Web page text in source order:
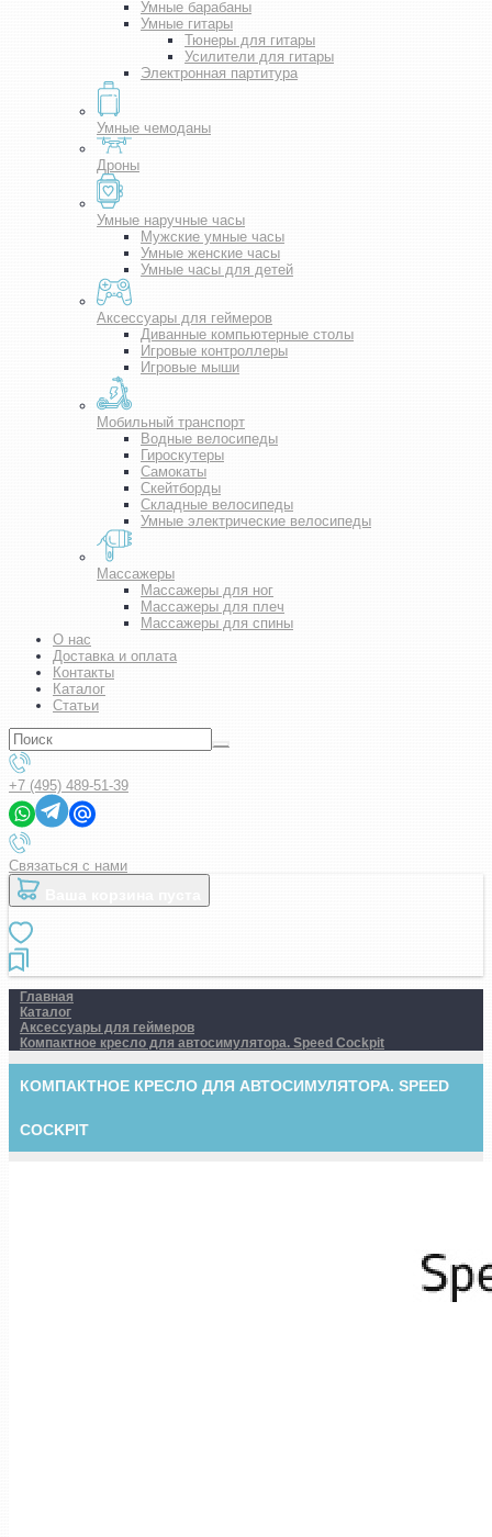
Умные барабаны
Умные гитары
Тюнеры для гитары
Усилители для гитары
Электронная партитура
Умные чемоданы
Дроны
Умные наручные часы
Мужские умные часы
Умные женские часы
Умные часы для детей
Аксессуары для геймеров
Диванные компьютерные столы
Игровые контроллеры
Игровые мыши
Мобильный транспорт
Водные велосипеды
Гироскутеры
Самокаты
Скейтборды
Складные велосипеды
Умные электрические велосипеды
Массажеры
Массажеры для ног
Массажеры для плеч
Массажеры для спины
О нас
Доставка и оплата
Контакты
Каталог
Статьи
+7 (495) 489-51-39
Связаться с нами
Главная
Каталог
Аксессуары для геймеров
Компактное кресло для автосимулятора. Speed ​​Cockpit
КОМПАКТНОЕ КРЕСЛО ДЛЯ АВТОСИМУЛЯТОРА. SPEED ​​
COCKPIT